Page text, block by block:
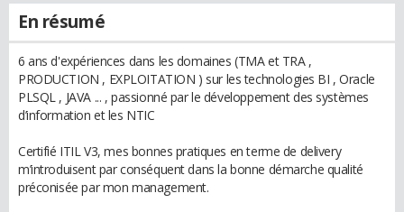
En résumé
6 ans d'expériences dans les domaines (TMA et TRA ,
PRODUCTION , EXPLOITATION ) sur les technologies BI , Oracle
PLSQL , JAVA ... , passionné par le développement des systèmes
d’information et les NTIC
Certifié ITIL V3, mes bonnes pratiques en terme de delivery
m’introduisent par conséquent dans la bonne démarche qualité
préconisée par mon management.